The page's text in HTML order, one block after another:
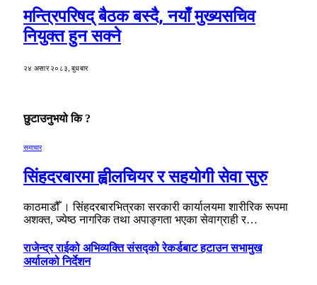
मन्त्रिपरिषद् बैठक बस्दै, नयाँ मुख्यसचिव
नियुक्त हुन सक्ने
२४ असार २०८३, बुधबार
छुटाउनुभयो कि ?
समाचार
सिंहदरबारमा ह्वीलचियर र सहयोगी सेवा सुरु
काठमाडौँ । सिंहदरबारभित्रका सरकारी कार्यालयमा शारीरिक रूपमा
अशक्त, ज्येष्ठ नागरिक तथा अपाङ्गता भएका सेवाग्राही र…
राजेन्द्र राईको अभिव्यक्ति संसद्को रेकर्डबाट हटाउन सभामुख
अर्यालको निर्देशन